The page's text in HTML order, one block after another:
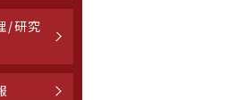
/研究